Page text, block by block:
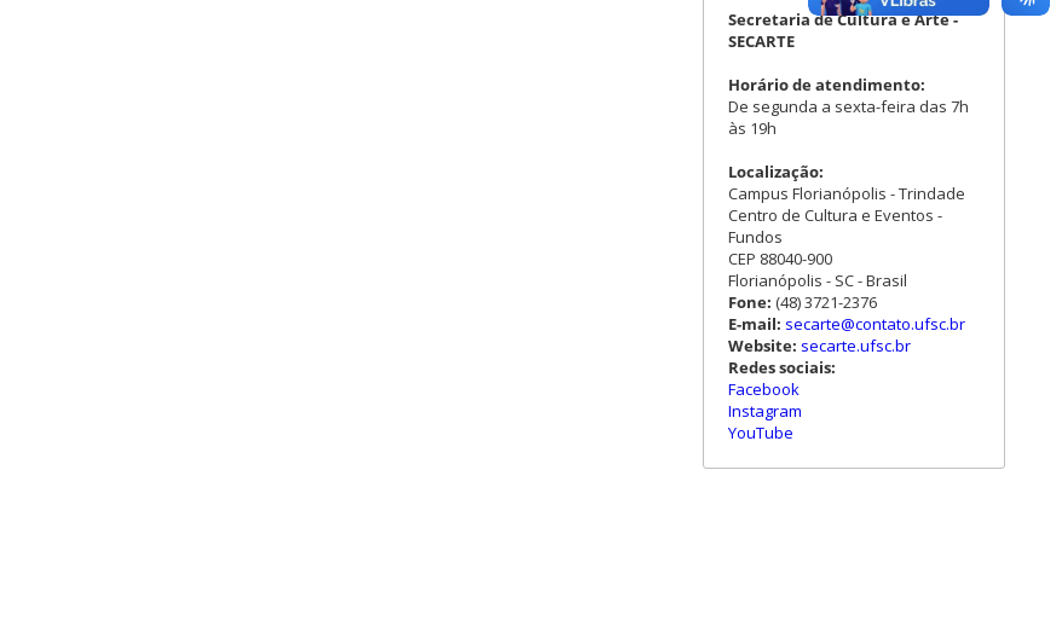
Secretaria de Cultura e Arte -
SECARTE
Horário de atendimento:
De segunda a sexta-feira das 7h
às 19h
Localização:
Campus Florianópolis - Trindade
Centro de Cultura e Eventos -
Fundos
CEP 88040-900
Florianópolis - SC - Brasil
Fone: (48) 3721-2376
E-mail: secarte@contato.ufsc.br
Website: secarte.ufsc.br
Redes sociais:
Facebook
Instagram
YouTube